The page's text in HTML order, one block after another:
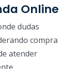
Online
dudas
compra
atender